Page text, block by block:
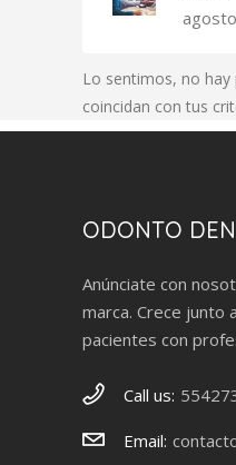
Lo sentimos, no hay
coincidan con tus
ODONTO
Anúnciate con
marca. Crece junto
pacientes con
Call us:
Email: